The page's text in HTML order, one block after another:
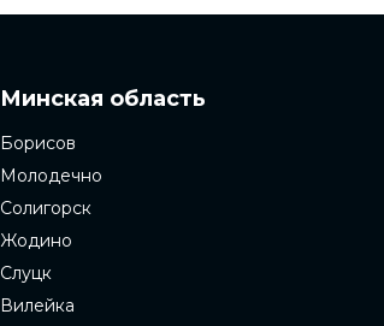
Минская область
Борисов
Молодечно
Солигорск
Жодино
Слуцк
Вилейка